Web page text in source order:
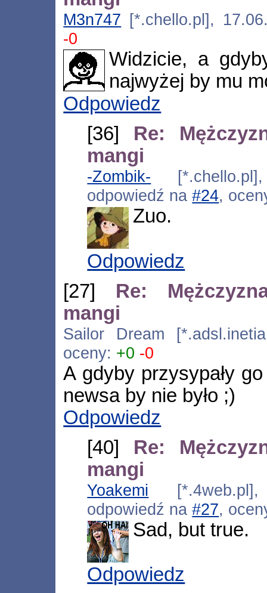
M3n747 [*.chello.pl],
-0
Widzicie, a
najwyżej by mu
Odpowiedz
[36] Re:
mangi
-Zombik-
odpowiedź na#24,
Zuo.
Odpowiedz
[27] Re:
mangi
Sailor Dream
oceny: +0 -0
A gdyby przysypały
newsa by nie było ;)
Odpowiedz
[40] Re:
mangi
Yoakemi [*.4web.pl],
odpowiedź na#27,
Sad, but true.
Odpowiedz